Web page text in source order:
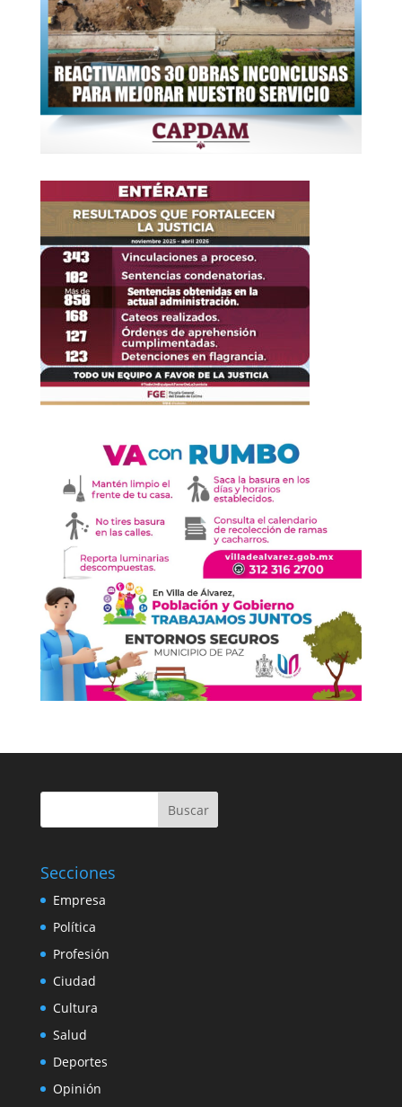
Buscar
Secciones
Empresa
Política
Profesión
Ciudad
Cultura
Salud
Deportes
Opinión